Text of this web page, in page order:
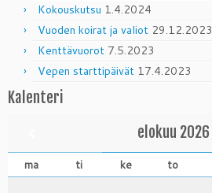
Kokouskutsu 1.4.2024
Vuoden koirat ja valiot 29.12.2023
Kenttävuorot 7.5.2023
Vepen starttipäivät 17.4.2023
Kalenteri
elokuu 2026
ma ti ke to